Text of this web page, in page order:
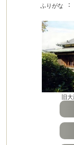
ふりがな ：
旧